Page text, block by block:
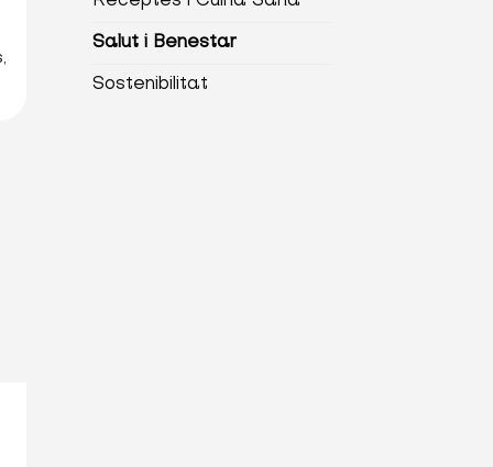
Salut i Benestar
Sostenibilitat